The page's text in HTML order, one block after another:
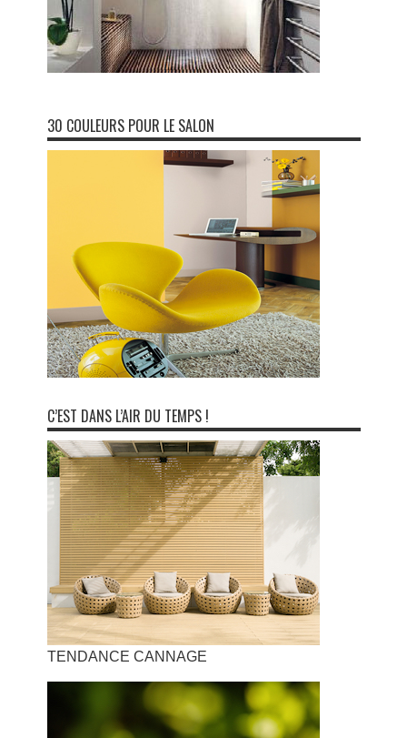
30 COULEURS POUR LE SALON
C’EST DANS L’AIR DU TEMPS !
TENDANCE CANNAGE